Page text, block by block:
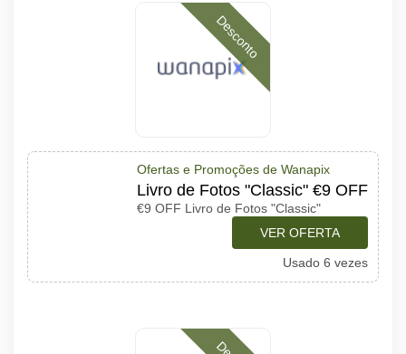
Desconto
Ofertas e Promoções de Wanapix
Livro de Fotos "Classic" €9 OFF
€9 OFF Livro de Fotos "Classic"
VER OFERTA
Usado 6 vezes